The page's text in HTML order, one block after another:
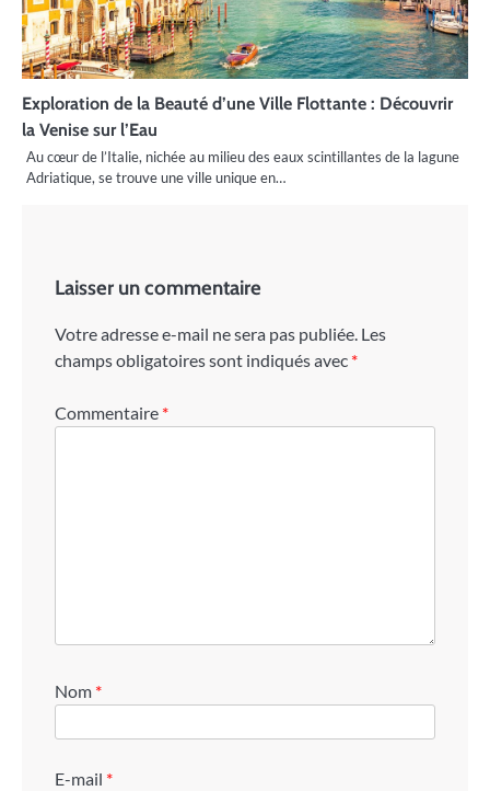
Exploration de la Beauté d’une Ville Flottante : Découvrir
la Venise sur l’Eau
Au cœur de l’Italie, nichée au milieu des eaux scintillantes de la lagune
Adriatique, se trouve une ville unique en…
Laisser un commentaire
Votre adresse e-mail ne sera pas publiée. Les
champs obligatoires sont indiqués avec *
Commentaire *
Nom *
E-mail *